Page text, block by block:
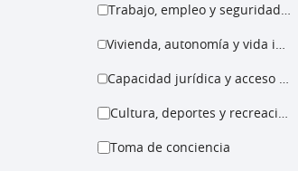
Trabajo, empleo y seguridad social
Vivienda, autonomía y vida independiente
Capacidad jurídica y acceso a la justicia
Cultura, deportes y recreación
Toma de conciencia